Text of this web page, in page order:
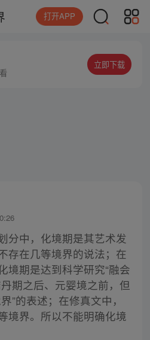
打开APP
立即下载
分中，化境期是其艺术发
存在几等境界的说法；在
境期是达到科学研究“融会
期之后、元婴境之前，但
”的表述；在修真文中，
境界。所以不能明确化境